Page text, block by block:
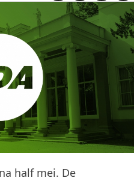
half mei. De